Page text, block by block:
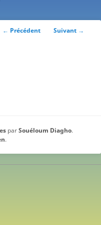
Navigation
← Précédent Suivant →
parSouéloum Diagho.
.